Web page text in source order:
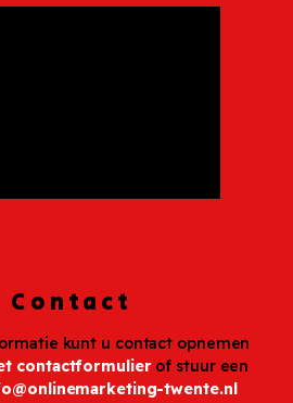
Contact
kunt u contact opnemen
contactformulierof stuur een
twente.nl